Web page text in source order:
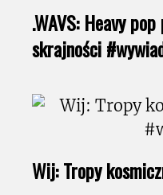
.WAVS: Heavy
skrajności
Wij: Tropy